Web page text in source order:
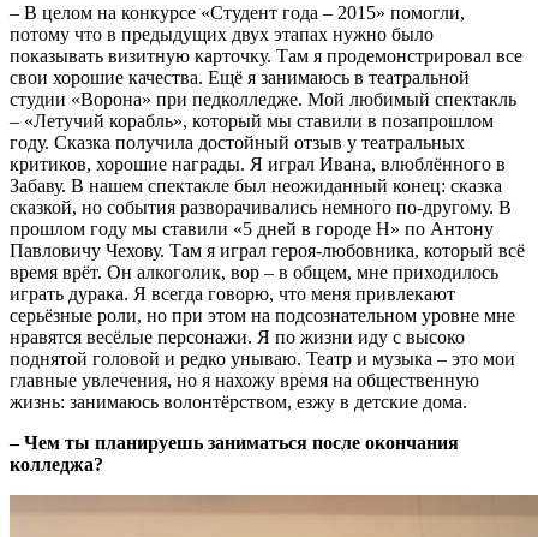
– В целом на конкурсе «Студент года – 2015» помогли,
потому что в предыдущих двух этапах нужно было
показывать визитную карточку. Там я продемонстрировал все
свои хорошие качества. Ещё я занимаюсь в театральной
студии «Ворона» при педколледже. Мой любимый спектакль
– «Летучий корабль», который мы ставили в позапрошлом
году. Сказка получила достойный отзыв у театральных
критиков, хорошие награды. Я играл Ивана, влюблённого в
Забаву. В нашем спектакле был неожиданный конец: сказка
сказкой, но события разворачивались немного по-другому. В
прошлом году мы ставили «5 дней в городе Н» по Антону
Павловичу Чехову. Там я играл героя-любовника, который всё
время врёт. Он алкоголик, вор – в общем, мне приходилось
играть дурака. Я всегда говорю, что меня привлекают
серьёзные роли, но при этом на подсознательном уровне мне
нравятся весёлые персонажи. Я по жизни иду с высоко
поднятой головой и редко унываю. Театр и музыка – это мои
главные увлечения, но я нахожу время на общественную
жизнь: занимаюсь волонтёрством, езжу в детские дома.
– Чем ты планируешь заниматься после окончания
колледжа?